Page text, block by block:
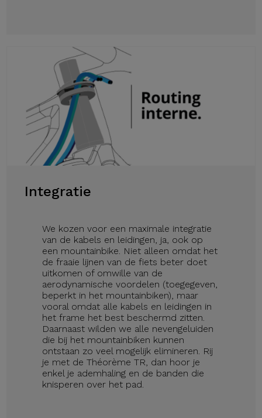
Integratie
We kozen voor een maximale integratie
van de kabels en leidingen, ja, ook op
een mountainbike. Niet alleen omdat het
de fraaie lijnen van de fiets beter doet
uitkomen of omwille van de
aerodynamische voordelen (toegegeven,
beperkt in het mountainbiken), maar
vooral omdat alle kabels en leidingen in
het frame het best beschermd zitten.
Daarnaast wilden we alle nevengeluiden
die bij het mountainbiken kunnen
ontstaan zo veel mogelijk elimineren. Rij
je met de Théorème TR, dan hoor je
enkel je ademhaling en de banden die
knisperen over het pad.